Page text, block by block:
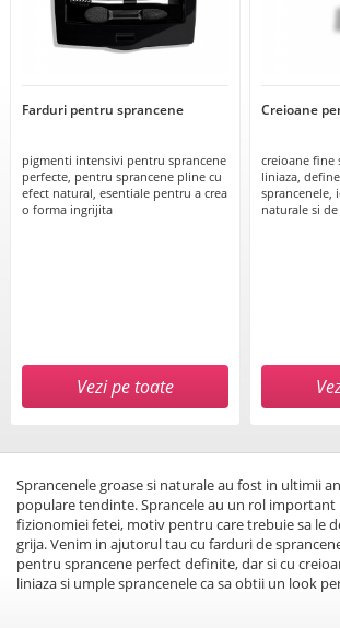
Farduri pentru sprancene
pigmenti intensivi pentru sprancene
perfecte, pentru sprancene pline cu
efect natural, esentiale pentru a crea
o forma ingrijita
Vezi pe toate
Creioane
creioane fine
liniaza,
sprancenele,
naturale si
Sprancenele groase si naturale au fost in ultimii
populare tendinte. Sprancele au un rol important
fizionomiei fetei, motiv pentru care trebuie sa le
grija. Venim in ajutorul tau cu farduri de
pentru sprancene perfect definite, dar si cu
liniaza si umple sprancenele ca sa obtii un look